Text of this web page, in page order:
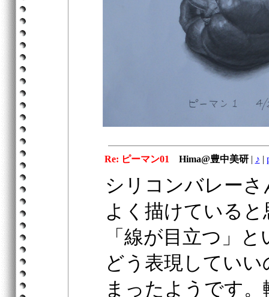
Re: ピーマン01 Hima@豊中美研 | ♪ |
シリコンバレーさ
よく描けている
「線が目立つ」
どう表現してい
まったようです